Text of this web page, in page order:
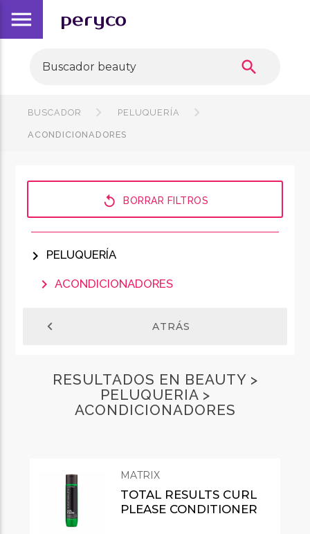
menu peryco
search
BUSCADOR PELUQUERÍA
ACONDICIONADORES
replay BORRAR FILTROS
chevron_right PELUQUERÍA
chevron_right ACONDICIONADORES
chevron_left ATRÁS
RESULTADOS EN BEAUTY >
PELUQUERIA >
ACONDICIONADORES
MATRIX
TOTAL RESULTS CURL
PLEASE CONDITIONER